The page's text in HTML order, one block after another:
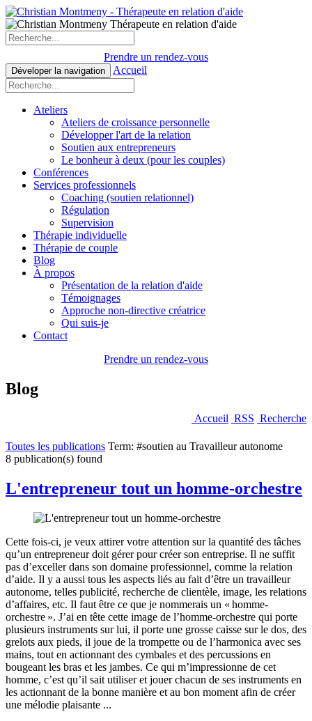
Prendre un rendez-vous
Déveloper la navigation Accueil
Ateliers
Ateliers de croissance personnelle
Développer l'art de la relation
Soutien aux entrepreneurs
Le bonheur à deux (pour les couples)
Conférences
Services professionnels
Coaching (soutien relationnel)
Régulation
Supervision
Thérapie individuelle
Thérapie de couple
Blog
À propos
Présentation de la relation d'aide
Témoignages
Approche non-directive créatrice
Qui suis-je
Contact
Prendre un rendez-vous
Blog
Accueil RSS Recherche
Toutes les publications Term: #soutien au Travailleur autonome
8 publication(s) found
L'entrepreneur tout un homme-orchestre
Cette fois-ci, je veux attirer votre attention sur la quantité des tâches
qu’un entrepreneur doit gérer pour créer son entreprise. Il ne suffit
pas d’exceller dans son domaine professionnel, comme la relation
d’aide. Il y a aussi tous les aspects liés au fait d’être un travailleur
autonome, telles publicité, recherche de clientèle, image, les relations
d’affaires, etc. Il faut être ce que je nommerais un « homme-
orchestre ». J’ai en tête cette image de l’homme-orchestre qui porte
plusieurs instruments sur lui, il porte une grosse caisse sur le dos, des
grelots aux pieds, il joue de la trompette ou de l’harmonica avec ses
mains, tout en actionnant des cymbales et des percussions en
bougeant les bras et les jambes. Ce qui m’impressionne de cet
homme, c’est qu’il sait utiliser et jouer chacun de ses instruments en
les actionnant de la bonne manière et au bon moment afin de créer
une mélodie plaisante ...